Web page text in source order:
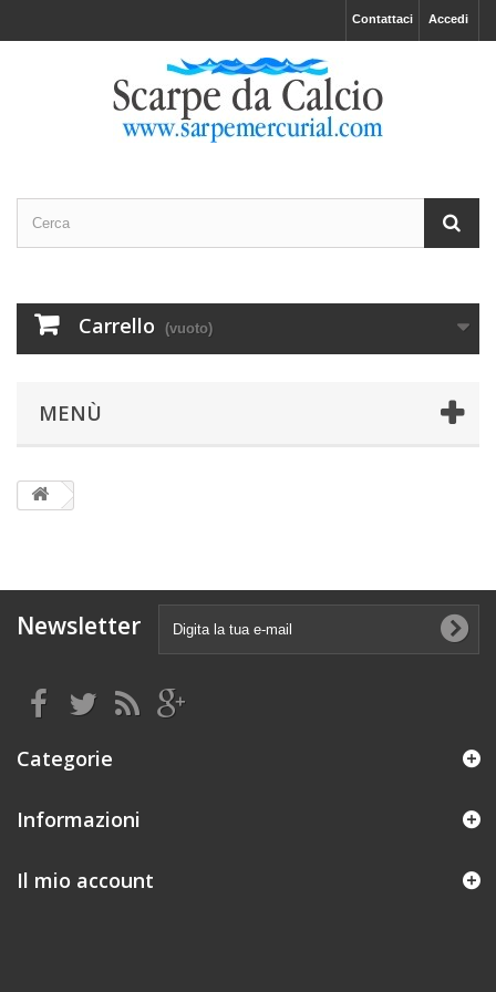
Accedi
Contattaci
Carrello (vuoto)
MENÙ
Newsletter
Categorie
Informazioni
Il mio account